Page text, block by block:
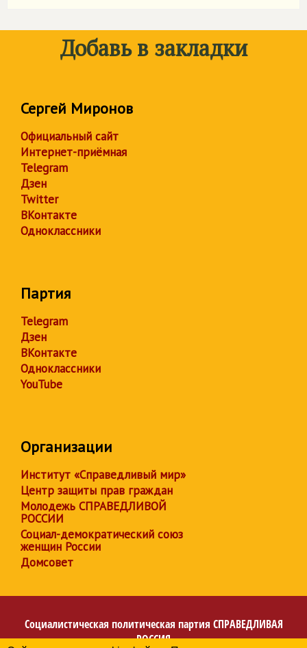
Добавь в закладки
Сергей Миронов
Официальный сайт
Интернет-приёмная
Telegram
Дзен
Twitter
ВКонтакте
Одноклассники
Партия
Telegram
Дзен
ВКонтакте
Одноклассники
YouTube
Организации
Институт «Справедливый мир»
Центр защиты прав граждан
Молодежь СПРАВЕДЛИВОЙ
РОССИИ
Социал-демократический союз
женщин России
Домсовет
Социалистическая политическая партия СПРАВЕДЛИВАЯ
РОССИЯ